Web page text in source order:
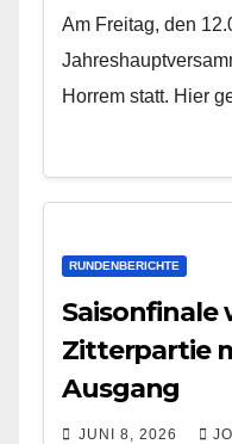
Am Freitag, den
Horrem statt. Hier
RUNDENBERICHTE
Saisonfinale
Zitterpartie
Ausgang
JUNI 8, 2026